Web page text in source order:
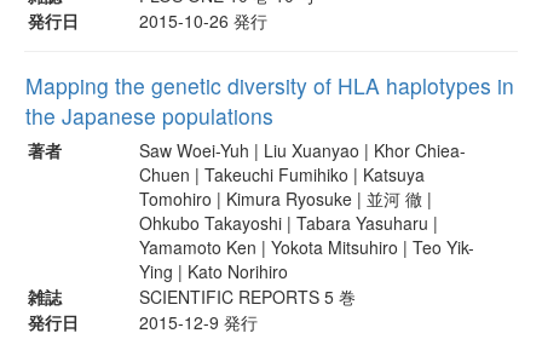
発行日
2015-10-26 発行
Mapping the genetic diversity of HLA haplotypes in
the Japanese populations
著者
Saw Woei-Yuh | Liu Xuanyao | Khor Chiea-
Chuen | Takeuchi Fumihiko | Katsuya
Tomohiro | Kimura Ryosuke | 並河 徹 |
Ohkubo Takayoshi | Tabara Yasuharu |
Yamamoto Ken | Yokota Mitsuhiro | Teo Yik-
Ying | Kato Norihiro
雑誌
SCIENTIFIC REPORTS 5 巻
発行日
2015-12-9 発行